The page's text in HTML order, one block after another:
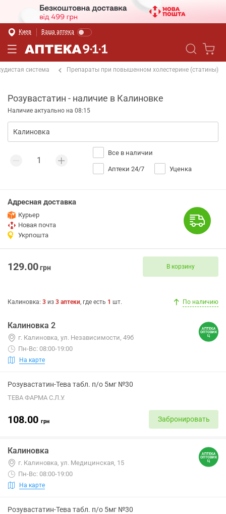
Киев Ваша аптека
система Препараты при повышенном холестерине (статины)
Розувастатин - наличие в Калиновке
Наличие актуально на 08:15
Все в наличии
Аптеки 24/7 Уценка
Адресная доставка
Курьер
Новая почта
Укрпошта
129.00грн В корзину
Калиновка: 3 из 3 аптеки, где есть 1 шт. По наличию
Калиновка 2
г. Калиновка, ул. Независимости, 49б
Пн-Вс: 08:00-19:00
На карте
Розувастатин-Тева табл. п/о 5мг №30
ТЕВА ФАРМА С.Л.У.
108.00 грн Забронировать
Калиновка
г. Калиновка, ул. Медицинская, 15
Пн-Вс: 08:00-19:00
На карте
Розувастатин-Тева табл. п/о 5мг №30